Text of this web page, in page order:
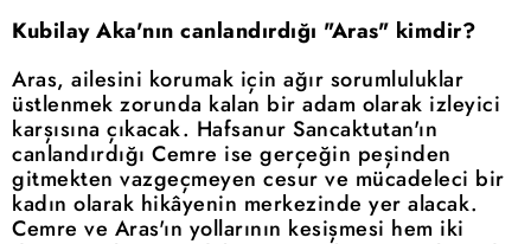
Kubilay Aka'nın canlandırdığı "Aras" kimdir?
Aras, ailesini korumak için ağır sorumluluklar
üstlenmek zorunda kalan bir adam olarak izleyici
karşısına çıkacak. Hafsanur Sancaktutan'ın
canlandırdığı Cemre ise gerçeğin peşinden
gitmekten vazgeçmeyen cesur ve mücadeleci bir
kadın olarak hikâyenin merkezinde yer alacak.
Cemre ve Aras'ın yollarının kesişmesi hem iki